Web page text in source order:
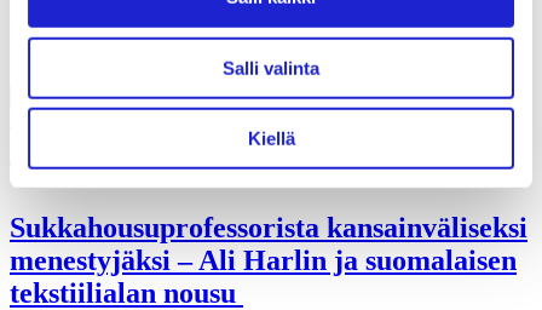
Salli valinta
Kiellä
Tietosuojaseloste
Tulevaisuus
Sukkahousuprofessorista kansainväliseksi
menestyjäksi – Ali Harlin ja suomalaisen
tekstiilialan nousu